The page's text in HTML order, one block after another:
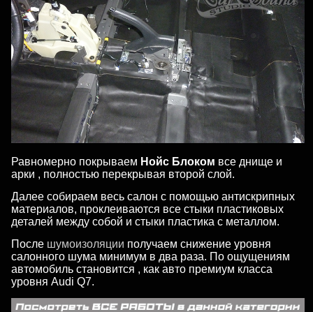
Равномерно покрываем Нойс Блоком все днище и
арки , полностью перекрывая второй слой.
Далее собираем весь салон с помощью антискрипных
материалов, проклеиваются все стыки пластиковых
деталей между собой и стыки пластика с металлом.
После шумоизоляции получаем снижение уровня
салонного шума минимум в два раза. По ощущениям
автомобиль становится , как авто премиум класса
уровня Audi Q7.